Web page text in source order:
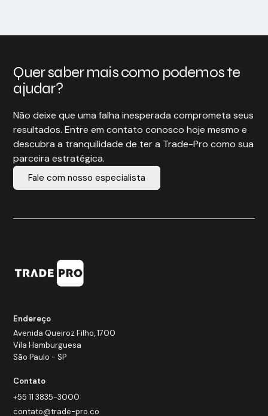
Quer saber mais como podemos te
ajudar?
Não deixe que uma falha inesperada comprometa seus
resultados. Entre em contato conosco hoje mesmo e
descubra a tranquilidade de ter a Trade-Pro como sua
parceira estratégica.
Fale com nosso especialista
Endereço
Avenida Queiroz Filho, 1700
Vila Hamburguesa
São Paulo - SP
Contato
+55 11 3835-3000
contato@trade-pro.co